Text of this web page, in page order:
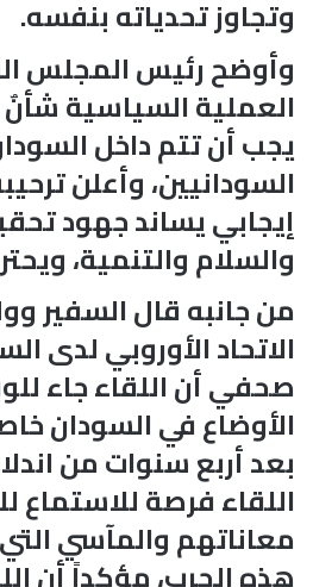
وتجاوز تحدياته بنفسه.
وأوضح رئيس المجلس
العملية السياسية
يجب أن تتم داخل
السودانيين، وأعلن
إيجابي يساند جهود
والسلام والتنمية،
من جانبه قال السفير
الاتحاد الأوروبي لدى
صحفي أن اللقاء جاء
الأوضاع في السودان
بعد أربع سنوات من
اللقاء فرصة للاستماع
معاناتهم والمآسي